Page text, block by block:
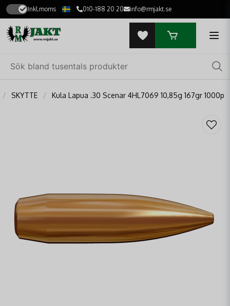
Inkl.moms 010-188 20 20 info@rmjakt.se
SKYTTE Kula Lapua .30 Scenar 4HL7069 10,85g 167gr 1000p